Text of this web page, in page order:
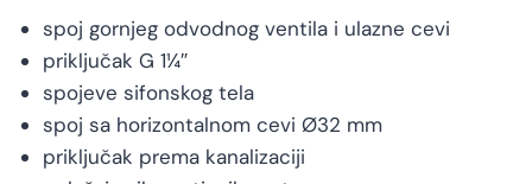
spoj gornjeg odvodnog ventila i ulazne cevi
priključak G 1¼″
spojeve sifonskog tela
spoj sa horizontalnom cevi Ø32 mm
priključak prema kanalizaciji